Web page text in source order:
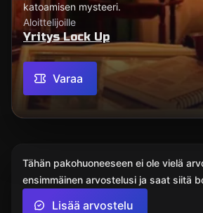
katoamisen mysteeri.
Aloittelijoille
Yritys Lock Up
Varaa
Tähän pakohuoneeseen ei ole vielä
ensimmäinen arvostelusi ja saat siitä
Lisää arvostelu